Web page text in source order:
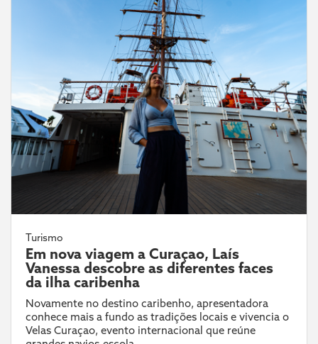
Turismo
Em nova viagem a Curaçao, Laís
Vanessa descobre as diferentes faces
da ilha caribenha
Novamente no destino caribenho, apresentadora
conhece mais a fundo as tradições locais e vivencia o
Velas Curaçao, evento internacional que reúne